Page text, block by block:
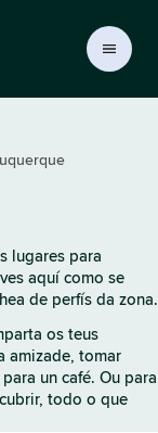
lugares para
aquí como se
de perfís da zona.
os teus
amizade, tomar
un café. Ou para
todo o que